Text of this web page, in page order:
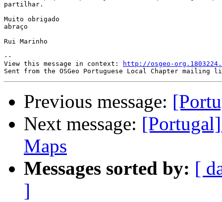
partilhar.
Muito obrigado
abraço
Rui Marinho
--
View this message in context:
http://osgeo-
Previous message:
Next message:
Maps
Messages sorted by: [
]